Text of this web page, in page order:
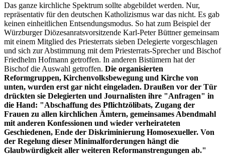
Das ganze kirchliche Spektrum sollte abgebildet werden. Nur,
repräsentativ für den deutschen Katholizismus war das nicht. Es gab
keinen einheitlichen Entsendungsmodus. So hat zum Beispiel der
Würzburger Diözesanratsvorsitzende Karl-Peter Büttner gemeinsam
mit einem Mitglied des Priesterrats sieben Delegierte vorgeschlagen
und sich zur Abstimmung mit dem Priesterrats-Sprecher und Bischof
Friedhelm Hofmann getroffen. In anderen Bistümern hat der
Bischof die Auswahl getroffen. Die organisierten
Reformgruppen, Kirchenvolksbewegung und Kirche von
unten, wurden erst gar nicht eingeladen. Draußen vor der Tür
drückten sie Delegierten und Journalisten ihre "Anfragen" in
die Hand: "Abschaffung des Pflichtzölibats, Zugang der
Frauen zu allen kirchlichen Ämtern, gemeinsames Abendmahl
mit anderen Konfessionen und wieder verheirateten
Geschiedenen, Ende der Diskriminierung Homosexueller. Von
der Regelung dieser Minimalforderungen hängt die
Glaubwürdigkeit aller weiteren Reformanstrengungen ab."